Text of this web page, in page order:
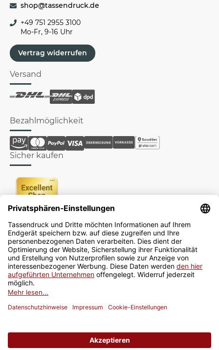
shop@tassendruck.de
+49 751 2955 3100
Mo-Fr, 9-16 Uhr
Vertrag widerrufen
Versand
Bezahlmöglichkeit
Sicher kaufen
Newsletter